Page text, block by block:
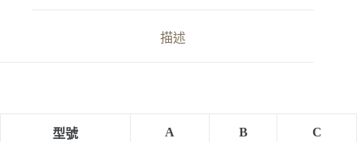
描述
型號 A B C